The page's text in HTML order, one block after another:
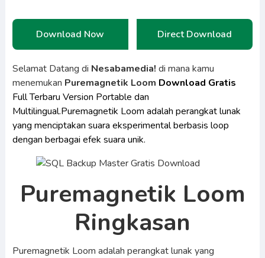
Download Now Direct Download
Selamat Datang di Nesabamedia! di mana kamu
menemukan Puremagnetik Loom Download Gratis
Full Terbaru Version Portable dan
Multilingual.Puremagnetik Loom adalah perangkat lunak
yang menciptakan suara eksperimental berbasis loop
dengan berbagai efek suara unik.
Puremagnetik Loom
Ringkasan
Puremagnetik Loom adalah perangkat lunak yang